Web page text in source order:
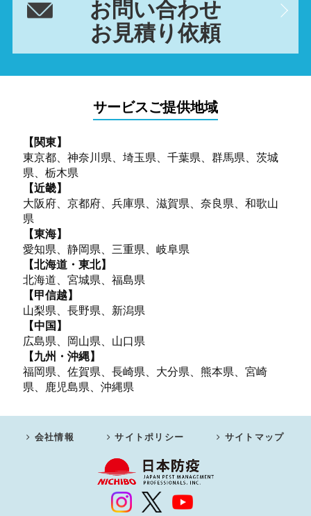
お問い合わせ
お見積り依頼
サービスご提供地域
【関東】
東京都、神奈川県、埼玉県、千葉県、群馬県、茨城
県、栃木県
【近畿】
大阪府、京都府、兵庫県、滋賀県、奈良県、和歌山
県
【東海】
愛知県、静岡県、三重県、岐阜県
【北海道・東北】
北海道、宮城県、福島県
【甲信越】
山梨県、長野県、新潟県
【中国】
広島県、岡山県、山口県
【九州・沖縄】
福岡県、佐賀県、長崎県、大分県、熊本県、宮崎
県、鹿児島県、沖縄県
会社情報 サイトポリシー サイトマップ